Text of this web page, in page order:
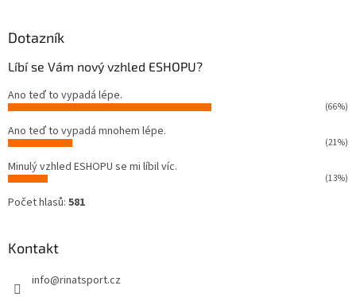
Dotazník
Líbí se Vám nový vzhled ESHOPU?
Ano teď to vypadá lépe.
(66%)
Ano teď to vypadá mnohem lépe.
(21%)
Minulý vzhled ESHOPU se mi líbil víc.
(13%)
Počet hlasů: 581
Kontakt
info@rinatsport.cz